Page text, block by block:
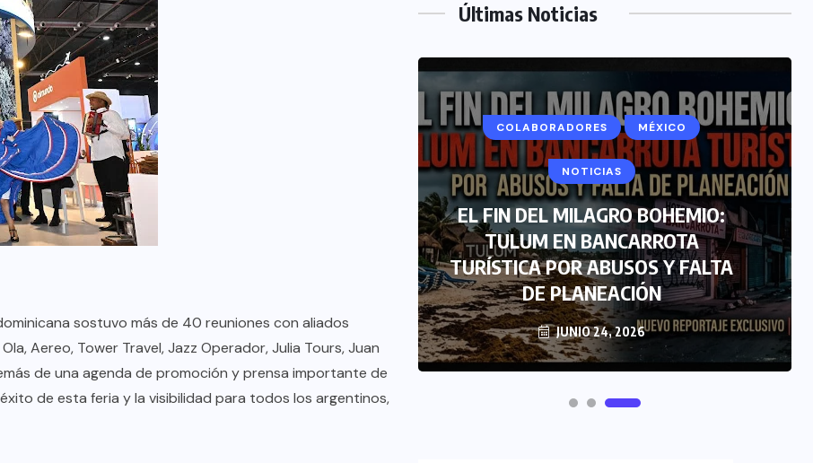
sostuvo más de 40 reuniones con aliados
Aereo, Tower Travel, Jazz Operador, Julia Tours, Juan
de una agenda de promoción y prensa importante de
de esta feria y la visibilidad para todos los argentinos,
Últimas Noticias
COLABORADORES
NOTICIAS
JUNIO 29, 2026
COLABORADORES MÉXICO
NOTICIAS
EL FIN DEL MILAGRO BOHEMIO:
TULUM EN BANCARROTA
TURÍSTICA POR ABUSOS Y FALTA
DE PLANEACIÓN
JUNIO 24, 2026